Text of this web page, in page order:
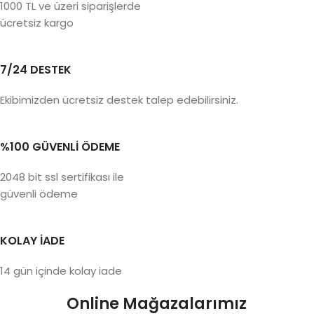
1000 TL ve üzeri siparişlerde
ücretsiz kargo
7/24 DESTEK
Ekibimizden ücretsiz destek talep edebilirsiniz.
%100 GÜVENLİ ÖDEME
2048 bit ssl sertifikası ile
güvenli ödeme
KOLAY İADE
14 gün içinde kolay iade
Online Mağazalarımız